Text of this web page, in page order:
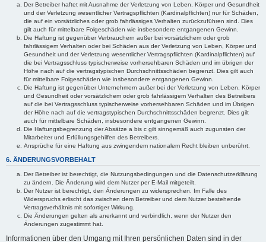
Der Betreiber haftet mit Ausnahme der Verletzung von Leben, Körper und Gesundheit
und der Verletzung wesentlicher Vertragspflichten (Kardinalpflichten) nur für Schäden,
die auf ein vorsätzliches oder grob fahrlässiges Verhalten zurückzuführen sind. Dies
gilt auch für mittelbare Folgeschäden wie insbesondere entgangenen Gewinn.
Die Haftung ist gegenüber Verbrauchern außer bei vorsätzlichem oder grob
fahrlässigem Verhalten oder bei Schäden aus der Verletzung von Leben, Körper und
Gesundheit und der Verletzung wesentlicher Vertragspflichten (Kardinalpflichten) auf
die bei Vertragsschluss typischerweise vorhersehbaren Schäden und im übrigen der
Höhe nach auf die vertragstypischen Durchschnittsschäden begrenzt. Dies gilt auch
für mittelbare Folgeschäden wie insbesondere entgangenen Gewinn.
Die Haftung ist gegenüber Unternehmern außer bei der Verletzung von Leben, Körper
und Gesundheit oder vorsätzlichem oder grob fahrlässigem Verhalten des Betreibers
auf die bei Vertragsschluss typischerweise vorhersehbaren Schäden und im Übrigen
der Höhe nach auf die vertragstypischen Durchschnittsschäden begrenzt. Dies gilt
auch für mittelbare Schäden, insbesondere entgangenen Gewinn.
Die Haftungsbegrenzung der Absätze a bis c gilt sinngemäß auch zugunsten der
Mitarbeiter und Erfüllungsgehilfen des Betreibers.
Ansprüche für eine Haftung aus zwingendem nationalem Recht bleiben unberührt.
6. ÄNDERUNGSVORBEHALT
Der Betreiber ist berechtigt, die Nutzungsbedingungen und die Datenschutzerklärung
zu ändern. Die Änderung wird dem Nutzer per E-Mail mitgeteilt.
Der Nutzer ist berechtigt, den Änderungen zu widersprechen. Im Falle des
Widerspruchs erlischt das zwischen dem Betreiber und dem Nutzer bestehende
Vertragsverhältnis mit sofortiger Wirkung.
Die Änderungen gelten als anerkannt und verbindlich, wenn der Nutzer den
Änderungen zugestimmt hat.
Informationen über den Umgang mit Ihren persönlichen Daten sind in der